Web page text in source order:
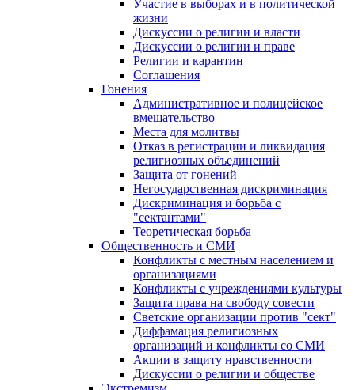
Участие в выборах и в политической
жизни
Дискуссии о религии и власти
Дискуссии о религии и праве
Религии и карантин
Соглашения
Гонения
Административное и полицейское
вмешательство
Места для молитвы
Отказ в регистрации и ликвидация
религиозных объединений
Защита от гонений
Негосударственная дискриминация
Дискриминация и борьба с
"сектантами"
Теоретическая борьба
Общественность и СМИ
Конфликты с местным населением и
организациями
Конфликты с учреждениями культуры
Защита права на свободу совести
Светские организации против "сект"
Диффамация религиозных
организаций и конфликты со СМИ
Акции в защиту нравственности
Дискуссии о религии и обществе